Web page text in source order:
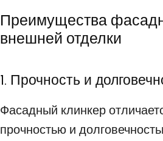
Преимущества
внешней отделки
1. Прочность и
Фасадный клинкер
прочностью и